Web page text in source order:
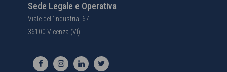
Sede Legale e Operativa
Viale dell'Industria, 67
36100 Vicenza (VI)